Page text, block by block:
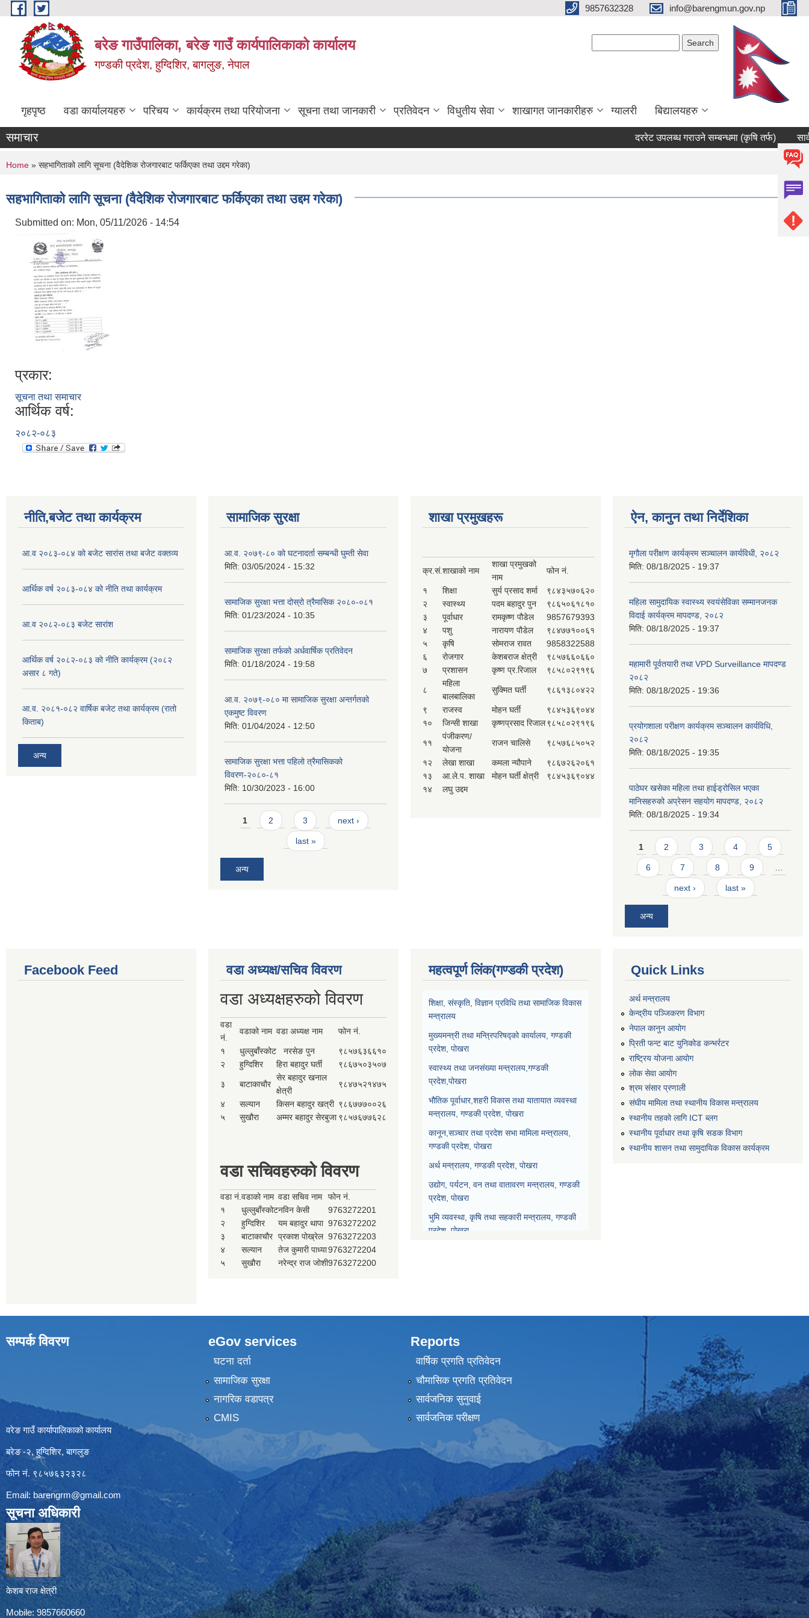
Skip to main content 9857632328 info@barengmun.gov.np
बरेङ गाउँपालिका, बरेङ गाउँ कार्यपालिकाको कार्यालय
गण्डकी प्रदेश, हुग्दिशिर, बागलुङ, नेपाल
गृहपृष्ठ वडा कार्यालयहरु परिचय कार्यक्रम तथा परियोजना सूचना तथा जानकारी प्रतिवेदन विधुतीय सेवा शाखागत जानकारीहरु ग्यालरी बिद्यालयहरु
समाचार दररेट उपलब्ध गराउने सम्बन्धमा (कृषि तर्फ)
You are here
Home » सहभागिताको लागि सूचना (वैदेशिक रोजगारबाट फर्किएका तथा उद्दम गरेका)
सहभागिताको लागि सूचना (वैदेशिक रोजगारबाट फर्किएका तथा उद्दम गरेका)
Submitted on: Mon, 05/11/2026 - 14:54
प्रकार:
सूचना तथा समाचार
आर्थिक वर्ष:
२०८२-०८३
नीति,बजेट तथा कार्यक्रम
आ.व २०८३-०८४ को बजेट सारांस तथा बजेट वक्तव्य
आर्थिक वर्ष २०८३-०८४ को नीति तथा कार्यक्रम
आ.व २०८२-०८३ बजेट सारांश
आर्थिक वर्ष २०८२-०८३ को नीति कार्यक्रम (२०८२
असार ८ गते)
आ.व. २०८१-०८२ वार्षिक बजेट तथा कार्यक्रम (रातो
किताब)
अन्य
सामाजिक सुरक्षा
आ.व. २०७९-८० को घटनादर्ता सम्बन्धी घुम्ती सेवा
मिति: 03/05/2024 - 15:32
सामाजिक सुरक्षा भत्ता दोस्रो त्रैमासिक २०८०-०८१
मिति: 01/23/2024 - 10:35
सामाजिक सुरक्षा तर्फको अर्धवार्षिक प्रतिवेदन
मिति: 01/18/2024 - 19:58
आ.व. २०७९-०८० मा सामाजिक सुरक्षा अन्तर्गतको
एकमुष्ट विवरण
मिति: 01/04/2024 - 12:50
सामाजिक सुरक्षा भत्ता पहिलो त्रैमासिकको
विवरण-२०८०-८१
मिति: 10/30/2023 - 16:00
Pages
1 2 3 next ›
last »
अन्य
शाखा प्रमुखहरू
क्र.सं.शाखाको नाम
शाखा प्रमुखको
नाम
फोन नं.
१ शिक्षा सुर्य प्रसाद शर्मा
९८४३५७०६२०
२
स्वास्थ्य पदम बहादुर पुन
९८६५०६१८१०
३
पूर्वाधार रामकृष्ण पौडेल
9857679393
४
पशु नारायण पौडेल
९८४७७१००६१
५
कृषि सोमराज रावत
9858322588
६
रोजगार केशबराज क्षेत्री
९८५७६६०६६०
७
प्रशासन कृष्ण प्र.रिजाल ९८५८०२९१९६
८
महिला
बालबालिका
सुक्मित घर्ती ९८६१३८०४२२
९ राजस्व मोहन घर्ती
९८४५३६९०४४
१०
जिन्सी शाखा कृष्णप्रसाद रिजाल९८५८०२९१९६
११
पंजीकरण/
योजना
राजन चालिसे ९८५७६८५०५२
१२ लेखा शाखा कमला न्यौपाने
९८६७२६२०६१
१३
आ.ले.प. शाखा मोहन घर्ती क्षेत्री
९८४५३६९०४४
१४
लघु उद्दम
ऐन, कानुन तथा निर्देशिका
मृगौला परीक्षण कार्यक्रम सञ्चालन कार्यविधी, २०८२
मिति: 08/18/2025 - 19:37
महिला सामुदायिक स्वास्थ्य स्वयंसेविका सम्मानजनक
विदाई कार्यक्रम मापदण्ड, २०८२
मिति: 08/18/2025 - 19:37
महामारी पूर्वतयारी तथा VPD Surveillance मापदण्ड
२०८२
मिति: 08/18/2025 - 19:36
प्रयोगशाला परीक्षण कार्यक्रम सञ्चालन कार्यविधि,
२०८२
मिति: 08/18/2025 - 19:35
पाठेघर खसेका महिला तथा हाईड्रोसिल भएका
मानिसहरुको अप्रेसन सहयोग मापदण्ड, २०८२
मिति: 08/18/2025 - 19:34
Pages
1 2 3 4 5
6 7 8 9 …
next › last »
अन्य
Facebook Feed वडा अध्यक्ष/सचिव विवरण
वडा अध्यक्षहरुको विवरण
वडा
नं.
वडाको नाम वडा अध्यक्ष नाम फोन नं.
१ धुल्लुबाँस्कोट नरसेङ पुन
९८५७६३६६१०
२
हुग्दिशिर हिरा बहादुर घर्ती ९८६७५०३५०७
३ बाटाकाचौर
सेर बहादुर खनाल
क्षेत्री
९८४७५२१४७५
४ सल्यान किसन बहादुर खत्री ९८६७७७००२६
५
सुखौरा अम्मर बहादुर सेरबुजा ९८५७६७७६२८
वडा सचिवहरुको विवरण
वडा नं. वडाको नाम वडा सचिव नाम
फोन नं.
१
धुल्लुबाँस्कोटनविन केसी
9763272201
२
हुग्दिशिर यम बहादुर थापा 9763272202
३
बाटाकाचौर प्रकाश पोख्रेल 9763272203
४
सल्यान तेज कुमारी पाध्या9763272204
५
सुखौरा नरेन्द्र राज जोशी9763272200
महत्वपूर्ण लिंक(गण्डकी प्रदेश)
शिक्षा, संस्कृति, विज्ञान प्रविधि तथा सामाजिक विकास
मन्त्रालय
मुख्यमन्त्री तथा मन्त्रिपरिषद्को कार्यालय, गण्डकी
प्रदेश, पोखरा
स्वास्थ्य तथा जनसंख्या मन्त्रालय,गण्डकी
प्रदेश,पोखरा
भौतिक पूर्वाधार,शहरी विकास तथा यातायात व्यवस्था
मन्त्रालय, गण्डकी प्रदेश, पोखरा
कानून,सञ्चार तथा प्रदेश सभा मामिला मन्त्रालय,
गण्डकी प्रदेश, पोखरा
अर्थ मन्त्रालय, गण्डकी प्रदेश, पोखरा
उद्योग, पर्यटन, वन तथा वातावरण मन्त्रालय, गण्डकी
प्रदेश, पोखरा
भुमि व्यवस्था, कृषि तथा सहकारी मन्त्रालय, गण्डकी
प्रदेश, पोखरा
Quick Links
अर्थ मन्त्रालय
केन्द्रीय पञ्जिकरण विभाग
नेपाल कानुन आयोग
प्रिती फन्ट बाट युनिकोड कन्भर्रटर
राष्ट्रिय योजना आयोग
लोक सेवा आयोग
श्रम संसार प्रणाली
संघीय मामिला तथा स्थानीय विकास मन्त्रालय
स्थानीय तहको लागि ICT ब्लग
स्थानीय पूर्वाधार तथा कृषि सडक विभाग
स्थानीय शासन तथा सामुदायिक विकास कार्यक्रम
सम्पर्क विवरण
वरेङ गाउँ कार्यापालिकाको कार्यालय
बरेङ -२, हुग्दिशिर, बागलुङ
फोन नं. ९८५७६३२३२८
Email: barengrm@gmail.com
सूचना अधिकारी
केशब राज क्षेत्री
Mobile: 9857660660
eGov services
घटना दर्ता
सामाजिक सुरक्षा
नागरिक वडापत्र
CMIS
Reports
वार्षिक प्रगति प्रतिवेदन
चौमासिक प्रगति प्रतिवेदन
सार्वजनिक सुनुवाई
सार्वजनिक परीक्षण